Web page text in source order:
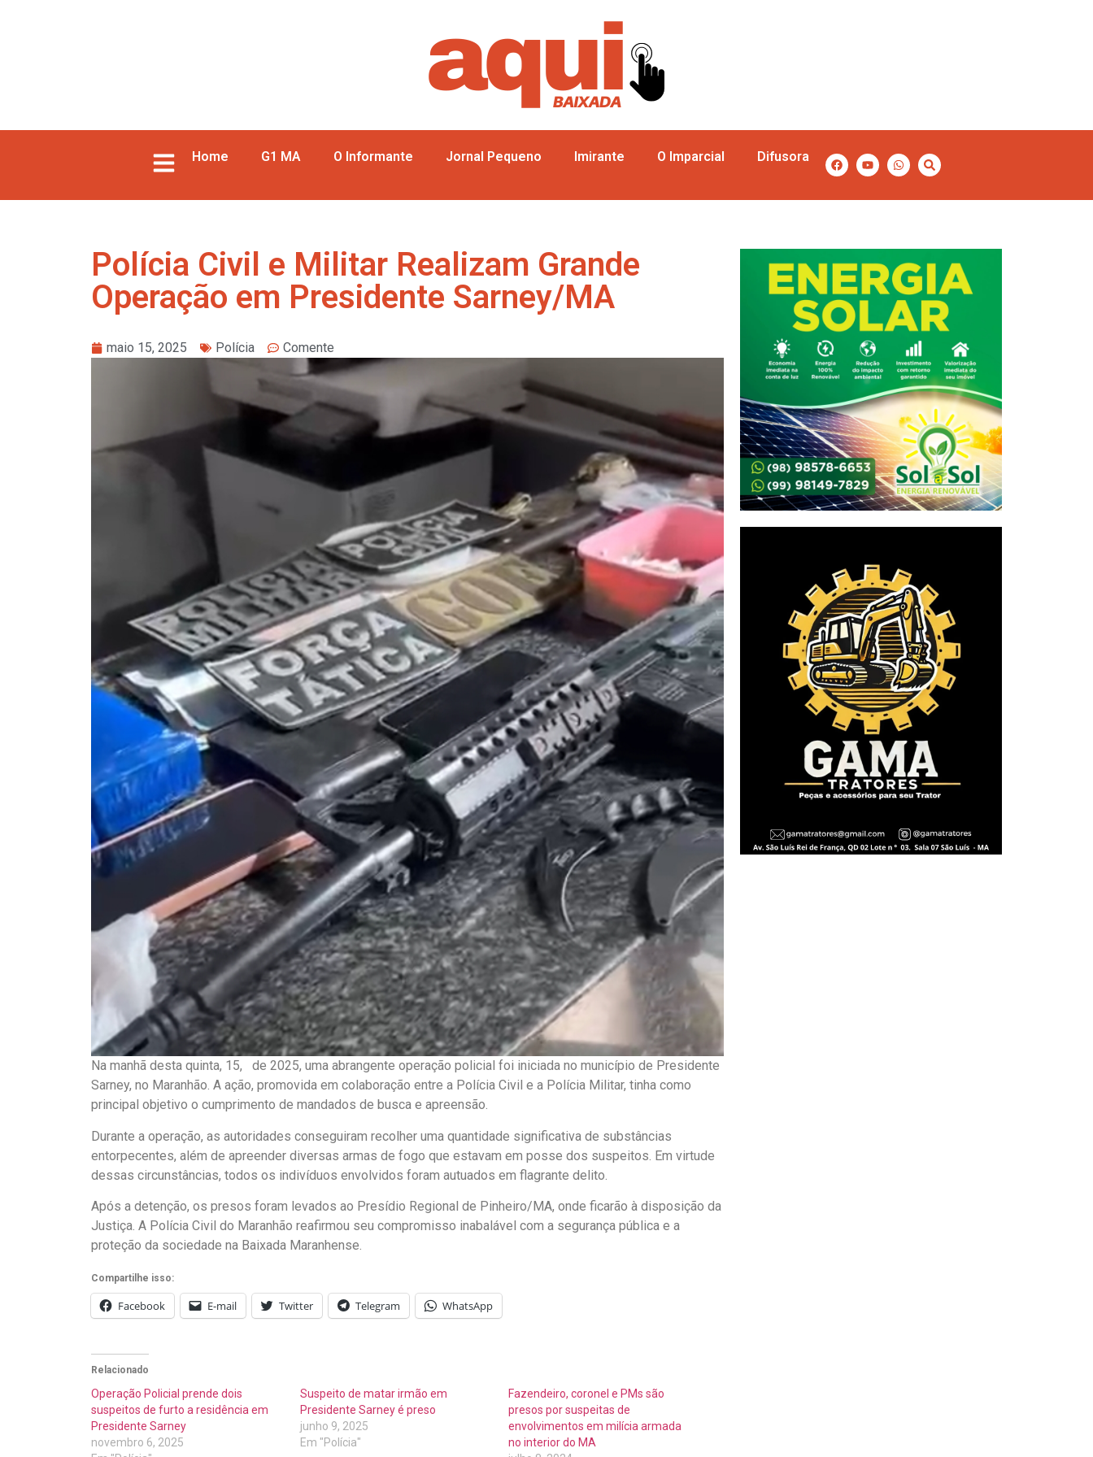
Home G1 MA O Informante Jornal Pequeno Imirante O Imparcial Difusora
Polícia Civil e Militar Realizam Grande
Operação em Presidente Sarney/MA
maio 15, 2025 Polícia Comente
Na manhã desta quinta, 15, de 2025, uma abrangente operação policial foi iniciada no município de Presidente
Sarney, no Maranhão. A ação, promovida em colaboração entre a Polícia Civil e a Polícia Militar, tinha como
principal objetivo o cumprimento de mandados de busca e apreensão.
Durante a operação, as autoridades conseguiram recolher uma quantidade significativa de substâncias
entorpecentes, além de apreender diversas armas de fogo que estavam em posse dos suspeitos. Em virtude
dessas circunstâncias, todos os indivíduos envolvidos foram autuados em flagrante delito.
Após a detenção, os presos foram levados ao Presídio Regional de Pinheiro/MA, onde ficarão à disposição da
Justiça. A Polícia Civil do Maranhão reafirmou seu compromisso inabalável com a segurança pública e a
proteção da sociedade na Baixada Maranhense.
Compartilhe isso:
Facebook E-mail Twitter Telegram WhatsApp
Relacionado
Operação Policial prende dois
suspeitos de furto a residência em
Presidente Sarney
novembro 6, 2025
Suspeito de matar irmão em
Presidente Sarney é preso
junho 9, 2025
Em "Polícia"
Fazendeiro, coronel e PMs são
presos por suspeitas de
envolvimentos em milícia armada
no interior do MA